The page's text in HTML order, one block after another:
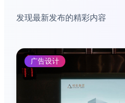
发现最新发布的精彩内容
广告设计